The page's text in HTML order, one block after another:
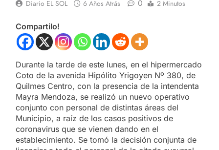
Diario EL SOL 6 Años Atrás 0 2 Minutos
Compartilo!
Durante la tarde de este lunes, en el hipermercado
Coto de la avenida Hipólito Yrigoyen Nº 380, de
Quilmes Centro, con la presencia de la intendenta
Mayra Mendoza, se realizó un nuevo operativo
conjunto con personal de distintas áreas del
Municipio, a raíz de los casos positivos de
coronavirus que se vienen dando en el
establecimiento. Se tomó la decisión conjunta de